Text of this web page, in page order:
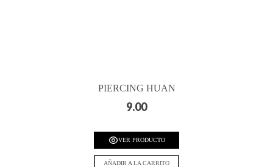
PIERCING HUAN
9.00
VER PRODUCTO
AÑADIR A LA CARRITO